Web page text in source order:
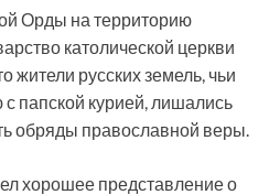
Орды на территорию
католической церкви
жители русских земель, чьи
папской курией, лишались
обряды православной веры.
хорошее представление о